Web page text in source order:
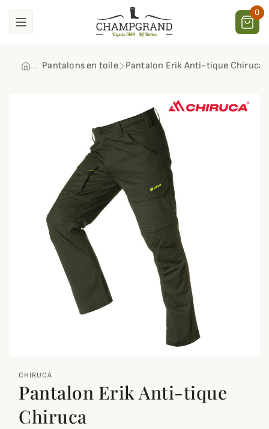
0
Pantalons en toile Pantalon Erik Anti-tique Chiruca
CHIRUCA
Pantalon Erik Anti-tique
Chiruca